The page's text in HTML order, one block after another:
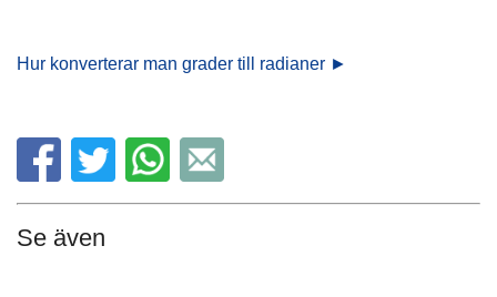
Hur konverterar man grader till radianer ►
Se även